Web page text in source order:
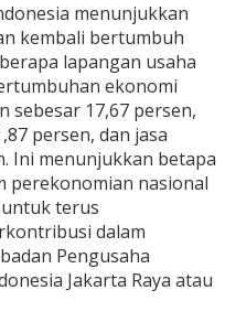
menunjukkan
kembali bertumbuh
lapangan usaha
ekonomi
sebesar 17,67 persen,
persen, dan jasa
Ini menunjukkan betapa
perekonomian nasional
terus
dalam
Pengusaha
Jakarta Raya atau